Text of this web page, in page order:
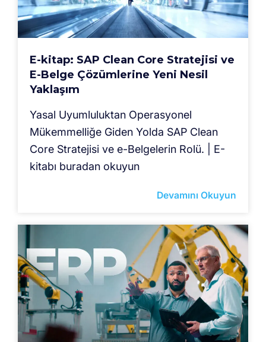
E-kitap: SAP Clean Core Stratejisi ve
E-Belge Çözümlerine Yeni Nesil
Yaklaşım
Yasal Uyumluluktan Operasyonel
Mükemmelliğe Giden Yolda SAP Clean
Core Stratejisi ve e-Belgelerin Rolü. | E-
kitabı buradan okuyun
Devamını Okuyun